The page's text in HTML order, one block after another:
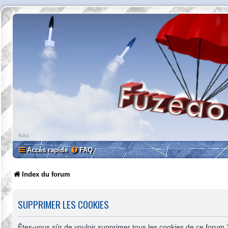
Accès rapide FAQ
Index du forum
SUPPRIMER LES COOKIES